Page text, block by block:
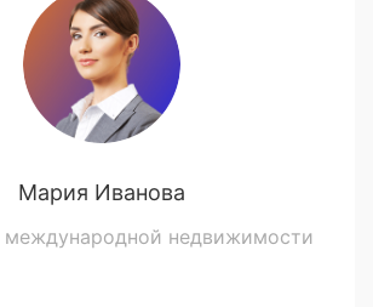
Мария Иванова
международной недвижимости